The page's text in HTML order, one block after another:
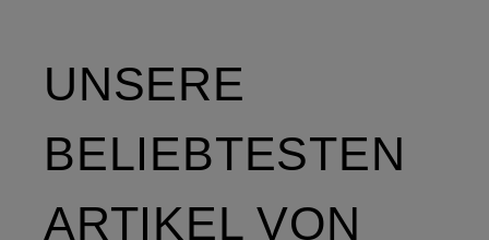
UNSERE
BELIEBTESTEN
ARTIKEL VON